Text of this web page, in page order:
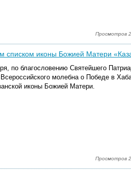
Просмотров
списком иконы Божией Матери
по благословению Святейшего
молебна о Победе в
иконы Божией Матери.
Просмотров